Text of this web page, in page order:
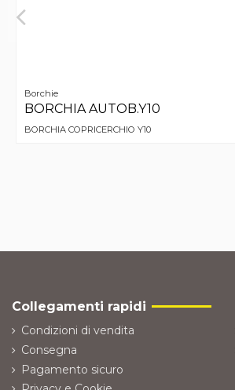
Borchie
BORCHIA AUTOB.Y10
BORCHIA COPRICERCHIO Y10
Collegamenti rapidi
Condizioni di vendita
Consegna
Pagamento sicuro